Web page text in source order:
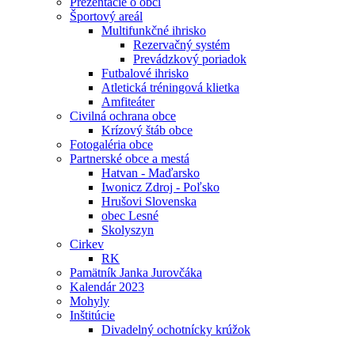
Športový areál
Multifunkčné ihrisko
Rezervačný systém
Prevádzkový poriadok
Futbalové ihrisko
Atletická tréningová klietka
Amfiteáter
Civilná ochrana obce
Krízový štáb obce
Fotogaléria obce
Partnerské obce a mestá
Hatvan - Maďarsko
Iwonicz Zdroj - Poľsko
Hrušovi Slovenska
obec Lesné
Skolyszyn
Cirkev
RK
Pamätník Janka Jurovčáka
Kalendár 2023
Mohyly
Inštitúcie
Divadelný ochotnícky krúžok